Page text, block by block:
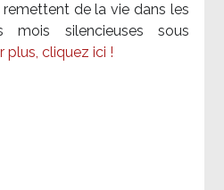
de la vie dans les
mois silencieuses sous
plus, cliquez ici !